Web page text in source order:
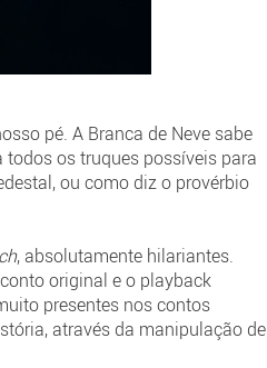
pé. A Branca de Neve sabe
todos os truques possíveis para
ou como diz o provérbio
, absolutamente hilariantes.
original e o playback
presentes nos contos
através da manipulação de